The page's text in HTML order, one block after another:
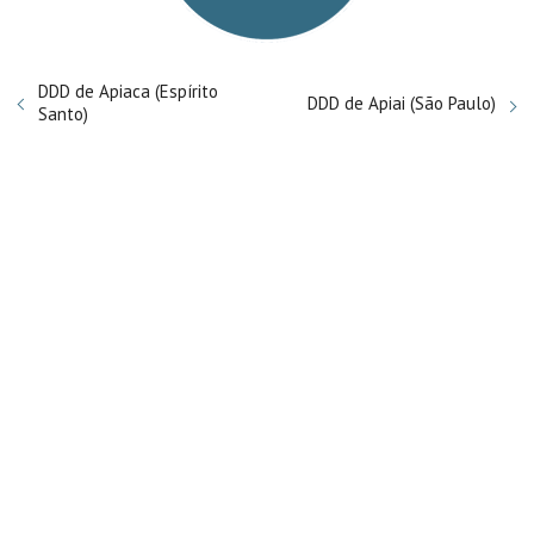
DDD de Apiaca (Espírito
Santo)
DDD de Apiai (São Paulo)